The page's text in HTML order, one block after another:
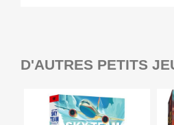
D'AUTRES PETITS